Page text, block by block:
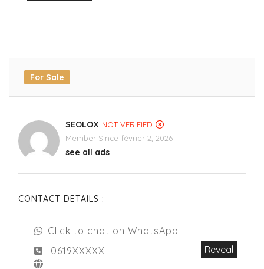
For Sale
SEOLOX NOT VERIFIED
Member Since février 2, 2026
see all ads
CONTACT DETAILS :
Click to chat on WhatsApp
0619XXXXX
Reveal